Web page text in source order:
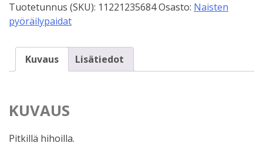
Izumi
Sugar
määrä
Tuotetunnus (SKU): 11221235684Osasto: Naisten
pyöräilypaidat
Kuvaus Lisätiedot
KUVAUS
Pitkillä hihoilla.